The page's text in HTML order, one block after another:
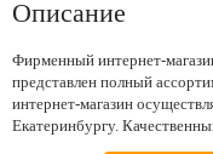
Описание
Фирменный интернет-
представлен полный
интернет-магазин
Екатеринбургу.